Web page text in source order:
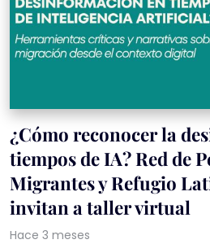
¿Cómo reconocer la
tiempos de IA? Red de
Migrantes y Refugio
invitan a taller virtual
Hace 3 meses